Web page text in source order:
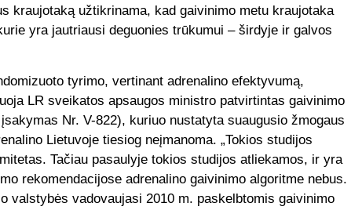
kraujotaką užtikrinama, kad gaivinimo metu kraujotaka
yra jautriausi deguonies trūkumui – širdyje ir galvos
tyrimo, vertinant adrenalino efektyvumą,
LR sveikatos apsaugos ministro patvirtintas gaivinimo
Nr. V-822), kuriuo nustatyta suaugusio žmogaus
Lietuvoje tiesiog neįmanoma. „Tokios studijos
Tačiau pasaulyje tokios studijos atliekamos, ir yra
rekomendacijose adrenalino gaivinimo algoritme nebus.
valstybės vadovaujasi 2010 m. paskelbtomis gaivinimo